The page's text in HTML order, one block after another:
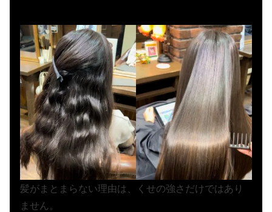
髪がまとまらない理由は、くせの強さだけではあり
ません。